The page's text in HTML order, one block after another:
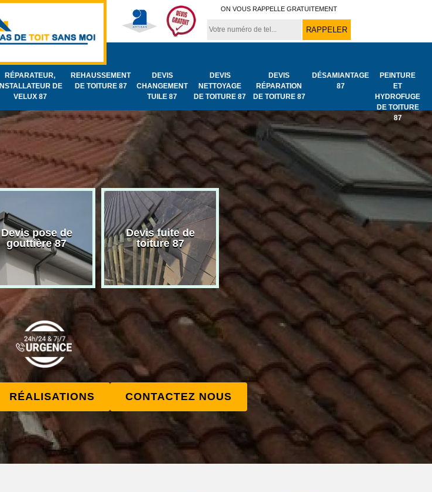
ON VOUS RAPPELLE GRATUITEMENT
RÉPARATEUR,
INSTALLATEUR DE
VELUX 87
REHAUSSEMENT
DE TOITURE 87
DEVIS
CHANGEMENT
TUILE 87
DEVIS
NETTOYAGE
DE TOITURE 87
DEVIS
RÉPARATION
DE TOITURE 87
DÉSAMIANTAGE
87
PEINTURE
ET
HYDROFUGE
DE TOITURE
87
Devis pose de
gouttière 87
Devis fuite de
toiture 87
Bâchage de toiture
87
Urgence
toiture 87
RÉALISATIONS CONTACTEZ NOUS